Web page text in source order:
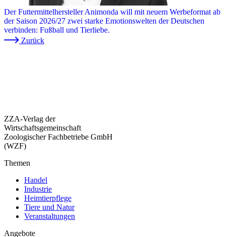
Der Futtermittelhersteller Animonda will mit neuem Werbeformat ab
der Saison 2026/27 zwei starke Emotionswelten der Deutschen
verbinden: Fußball und Tierliebe.
Zurück
ZZA-Verlag der
Wirtschaftsgemeinschaft
Zoologischer Fachbetriebe GmbH
(WZF)
Themen
Handel
Industrie
Heimtierpflege
Tiere und Natur
Veranstaltungen
Angebote